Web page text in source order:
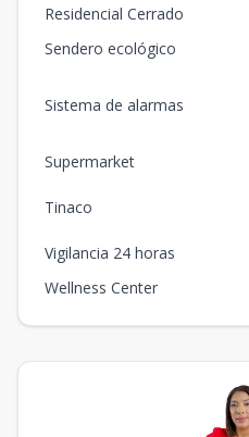
Residencial Cerrado
Sendero ecológico
Sistema de alarmas
Supermarket
Tinaco
Vigilancia 24 horas
Wellness Center